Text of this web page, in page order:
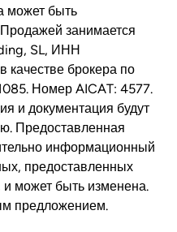
может быть
занимается
SL, ИНН
брокера по
Номер AICAT: 4577.
и документация будут
Предоставленная
информационный
предоставленных
может быть изменена.
предложением.